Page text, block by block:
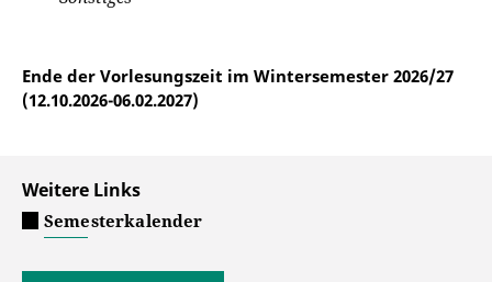
Ende der Vorlesungszeit im Wintersemester 2026/27
(12.10.2026-06.02.2027)
Weitere Links
Semesterkalender